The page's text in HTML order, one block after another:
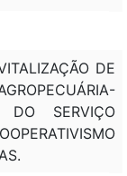
DE
DO SERVIÇO